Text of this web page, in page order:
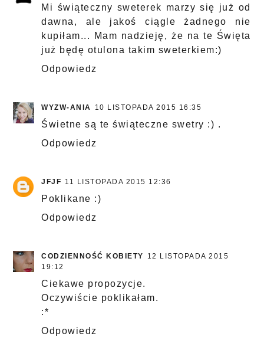
Mi świąteczny sweterek marzy się już od
dawna, ale jakoś ciągle żadnego nie
kupiłam... Mam nadzieję, że na te Święta
już będę otulona takim sweterkiem:)
Odpowiedz
WYZW-ANIA 10 LISTOPADA 2015 16:35
Świetne są te świąteczne swetry :) .
Odpowiedz
JFJF 11 LISTOPADA 2015 12:36
Poklikane :)
Odpowiedz
CODZIENNOŚĆ KOBIETY
12 LISTOPADA 2015
19:12
Ciekawe propozycje.
Oczywiście poklikałam.
:*
Odpowiedz